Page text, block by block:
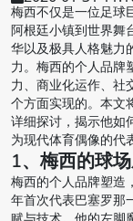
梅西不仅是一位足球
阿根廷小镇到世界舞
华以及极具人格魅力
力。梅西的个人品牌
力、商业化运作、社
个方面实现的。本文
详细探讨，揭示他如
为现代体育偶像的代
1、梅西的球
梅西的个人品牌塑造
年首次代表巴塞罗那